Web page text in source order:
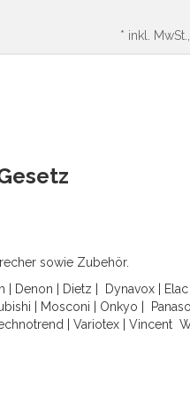
* inkl.
sowie Zubehör.
Denon Dietz Dynavox Elac
Mosconi Onkyo
Variotex Vincent